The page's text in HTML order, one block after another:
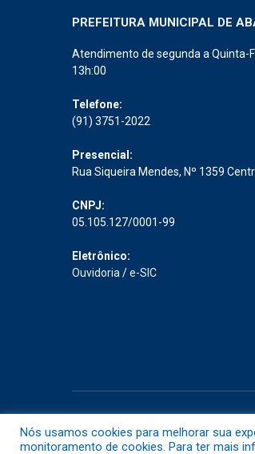
PREFEITURA MUNICIPAL DE
Atendimento de segunda a Quinta-
13h:00
Telefone:
(91) 3751-2022
Presencial:
Rua Siqueira Mendes, Nº 1359
CNPJ:
05.105.127/0001-99
Eletrônico:
Ouvidoria /e-SIC
Nós usamos cookies para melhorar sua
monitoramento de cookies. Para ter mais